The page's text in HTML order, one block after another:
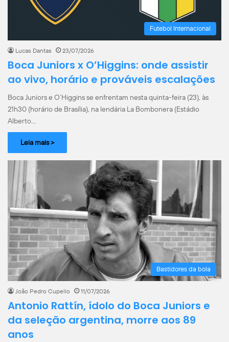
Futebol Internacional
Lucas Dantas 23/07/2026
Boca Juniors x O’Higgins: onde assistir
ao vivo, horário e prováveis escalações
Boca Juniors e O’Higgins se enfrentam nesta quinta-feira (23), às
21h30 (horário de Brasília), na lendária La Bombonera (Estádio
Alberto…
Leia mais >
Bastidores da bola
João Pedro Cupello 11/07/2026
Antonio Rattín, ídolo do Boca Juniors e
da seleção argentina, morre aos 89
anos